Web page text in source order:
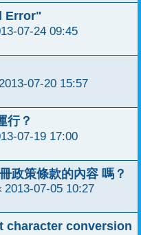
Error"
07-24 09:45
07-20 15:57
行？
07-19 17:00
政策條款的內容 嗎？
2013-07-05 10:27
character conversion